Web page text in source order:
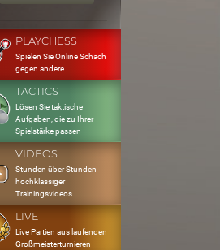
PLAYCHESS
Spielen Sie Online Schach
gegen andere
TACTICS
Lösen Sie taktische
Aufgaben, die zu Ihrer
Spielstärke passen
VIDEOS
Stunden über Stunden
hochklassiger
Trainingsvideos
LIVE
Live Partien aus laufenden
Großmeisterturnieren